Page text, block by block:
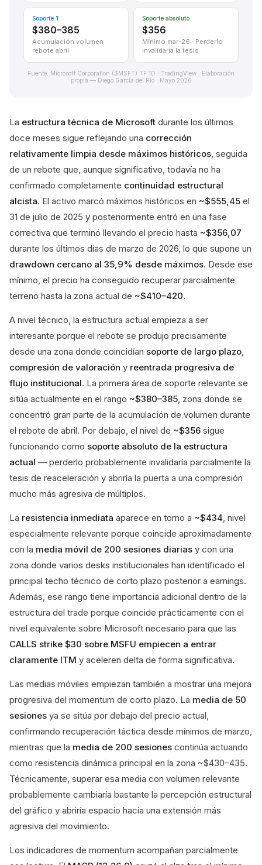
Soporte 1
$380–385
Acumulación volumen
rebote abril
Soporte absoluto
$356
Mínimo mar-26 · Perderlo
invalidaría la tesis
Fuente: Microsoft Corporation ($MSFT) TF 1D · TradingView · Elaboración
propia — Diego García del Río · Mayo 2026
La estructura técnica de Microsoft durante los últimos
doce meses sigue reflejando una corrección
relativamente limpia desde máximos históricos, seguida
de un rebote que, aunque significativo, todavía no ha
confirmado completamente continuidad estructural
alcista. El activo marcó máximos históricos en ~$555,45 el
31 de julio de 2025 y posteriormente entró en una fase
correctiva que terminó llevando el precio hasta ~$356,07
durante los últimos días de marzo de 2026, lo que supone un
drawdown cercano al 35,9% desde máximos. Desde ese
mínimo, el precio ha conseguido recuperar parcialmente
terreno hasta la zona actual de ~$410–420.
A nivel técnico, la estructura actual empieza a ser
interesante porque el rebote se produjo precisamente
desde una zona donde coincidían soporte de largo plazo,
compresión de valoración y reentrada progresiva de
flujo institucional. La primera área de soporte relevante se
sitúa actualmente en el rango ~$380–385, zona donde se
concentró gran parte de la acumulación de volumen durante
el rebote de abril. Por debajo, el nivel de ~$356 sigue
funcionando como soporte absoluto de la estructura
actual — perderlo probablemente invalidaría parcialmente la
tesis de reaceleración y abriría la puerta a una compresión
mucho más agresiva de múltiplos.
La resistencia inmediata aparece en torno a ~$434, nivel
especialmente relevante porque coincide aproximadamente
con la media móvil de 200 sesiones diarias y con una
zona donde varios desks institucionales han identificado el
principal techo técnico de corto plazo posterior a earnings.
Además, ese rango tiene importancia adicional dentro de la
estructura del trade porque coincide prácticamente con el
nivel equivalente sobre Microsoft necesario para que las
CALLS strike $30 sobre MSFU empiecen a entrar
claramente ITM y aceleren delta de forma significativa.
Las medias móviles empiezan también a mostrar una mejora
progresiva del momentum de corto plazo. La media de 50
sesiones ya se sitúa por debajo del precio actual,
confirmando recuperación táctica desde mínimos de marzo,
mientras que la media de 200 sesiones continúa actuando
como resistencia dinámica principal en la zona ~$430–435.
Técnicamente, superar esa media con volumen relevante
probablemente cambiaría bastante la percepción estructural
del gráfico y abriría espacio hacia una extensión más
agresiva del movimiento.
Los indicadores de momentum acompañan parcialmente